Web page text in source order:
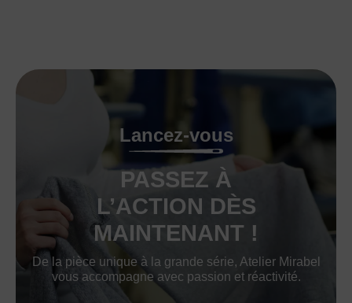
Lancez-vous
PASSEZ À
L’ACTION DÈS
MAINTENANT !
De la pièce unique à la grande série, Atelier Mirabel
vous accompagne avec passion et réactivité.